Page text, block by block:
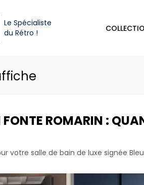
Le Spécialiste
du Rétro !
ROMARIN :
votre salle de bain de luxe signée